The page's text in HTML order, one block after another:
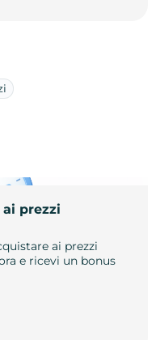
prezzi
ai prezzi
e ricevi un bonus